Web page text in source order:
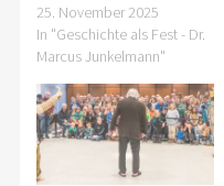
25. November 2025
In "Geschichte als Fest - Dr.
Marcus Junkelmann"